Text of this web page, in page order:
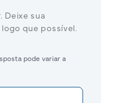
Deixe sua
que possível.
pode variar a